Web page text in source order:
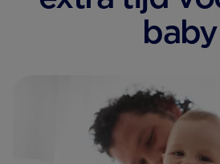
baby